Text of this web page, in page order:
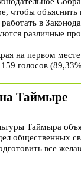
чтобы объяснить
в
различные
на первом
голосов
Таймыре
Таймыра
общественных
все